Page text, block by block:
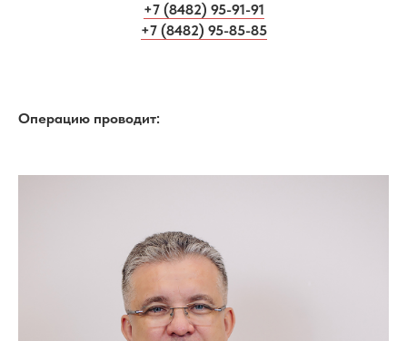
+7 (8482) 95-91-91
+7 (8482) 95-85-85
Операцию проводит: